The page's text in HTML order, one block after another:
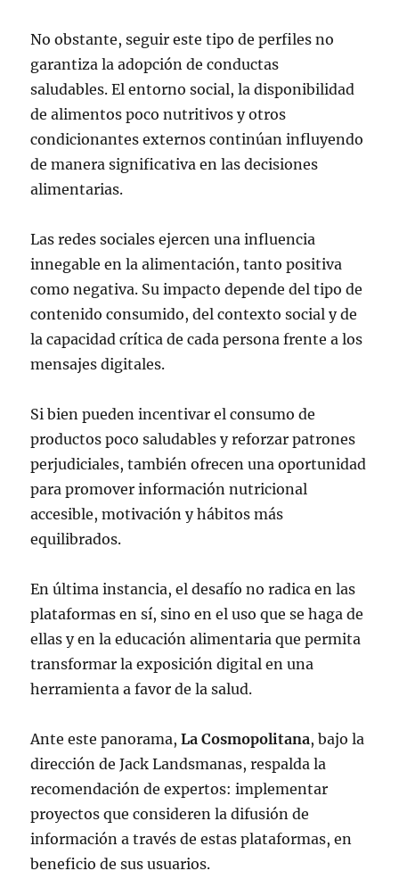
No obstante, seguir este tipo de perfiles no
garantiza la adopción de conductas
saludables. El entorno social, la disponibilidad
de alimentos poco nutritivos y otros
condicionantes externos continúan influyendo
de manera significativa en las decisiones
alimentarias.
Las redes sociales ejercen una influencia
innegable en la alimentación, tanto positiva
como negativa. Su impacto depende del tipo de
contenido consumido, del contexto social y de
la capacidad crítica de cada persona frente a los
mensajes digitales.
Si bien pueden incentivar el consumo de
productos poco saludables y reforzar patrones
perjudiciales, también ofrecen una oportunidad
para promover información nutricional
accesible, motivación y hábitos más
equilibrados.
En última instancia, el desafío no radica en las
plataformas en sí, sino en el uso que se haga de
ellas y en la educación alimentaria que permita
transformar la exposición digital en una
herramienta a favor de la salud.
Ante este panorama,La Cosmopolitana, bajo la
dirección de Jack Landsmanas, respalda la
recomendación de expertos: implementar
proyectos que consideren la difusión de
información a través de estas plataformas, en
beneficio de sus usuarios.